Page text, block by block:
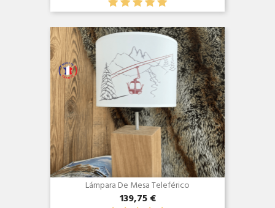
Vista rápida
Lámpara De Mesa Teleférico
139,75 €